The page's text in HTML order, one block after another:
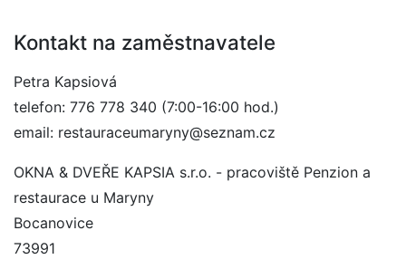
Kontakt na zaměstnavatele
Petra Kapsiová
telefon: 776 778 340 (7:00-16:00 hod.)
email: restauraceumaryny@seznam.cz
OKNA & DVEŘE KAPSIA s.r.o. - pracoviště Penzion a
restaurace u Maryny
Bocanovice
73991